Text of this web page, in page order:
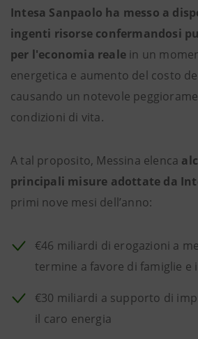
Intesa Sanpaolo ha messo a
ingenti risorse confermandosi
per l'economia reale in un
energetica e aumento del costo
causando un notevole
condizioni di vita.
A tal proposito, Messina elenca
principali misure adottate da
primi nove mesi dell’anno:
€46 miliardi di erogazioni a
termine a favore di famiglie e
€30 miliardi a supporto di
il caro energia